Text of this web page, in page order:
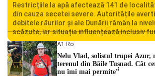
Restricțiile la apă afectează 141 de
din cauza secetei severe. Autoritățile
debitele râurilor și ale Dunării rămân la
scăzute, iar situația influențează inclusiv
Centralei Nucleare de la Cernavodă.
cu una dintre cele mai dificile perioade din
hidrologic din ultimii ani. Lipsa […]
A1.ro
Nelu Vlad, solistul trupei Azur,
terenul din Băile Tușnad. Cât
nu îmi mai permite”